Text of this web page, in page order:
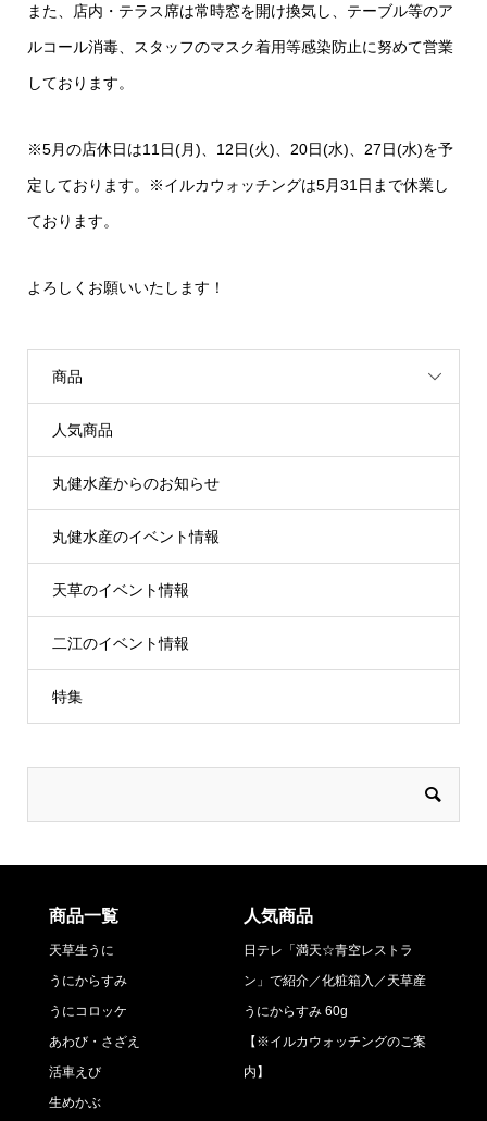
また、店内・テラス席は常時窓を開け換気し、テーブル等のア
ルコール消毒、 スタッフのマスク着用等感染防止に努めて営業
しております。
※5月の店休日は11日(月)、12日(火)、20日(水)、27日(水)を予
定しております。 ※イルカウォッチングは5月31日まで休業し
ております。
よろしくお願いいたします！
商品
人気商品
丸健水産からのお知らせ
丸健水産のイベント情報
天草のイベント情報
二江のイベント情報
特集
商品一覧
天草生うに
うにからすみ
うにコロッケ
あわび・さざえ
活車えび
生めかぶ
人気商品
日テレ「満天☆青空レストラ
ン」で紹介／化粧箱入／天草産
うにからすみ 60g
【※イルカウォッチングのご案
内】